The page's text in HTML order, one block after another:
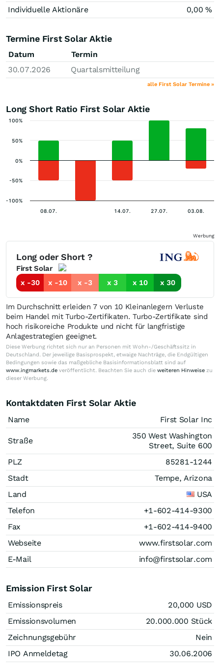
Individuelle Aktionäre 0,00 %
Termine First Solar Aktie
Datum
Termin
30.07.2026
Quartalsmitteilung
alle First Solar Termine »
Long Short Ratio First Solar Aktie
08.07. 14.07. 27.07. 03.08.
-100%
-50%
0%
50%
100%
Werbung
Long oder Short ?
First Solar
x -30
x -10 x -3 x 3 x 10 x 30
Im Durchschnitt erleiden 7 von 10 Kleinanlegern Verluste
beim Handel mit Turbo-Zertifikaten. Turbo-Zertifikate sind
hoch risikoreiche Produkte und nicht für langfristige
Anlagestrategien geeignet.
Diese Werbung richtet sich nur an Personen mit Wohn-/Geschäftssitz in
Deutschland. Der jeweilige Basisprospekt, etwaige Nachträge, die Endgültigen
Bedingungen sowie das maßgebliche Basisinformationsblatt sind auf
www.ingmarkets.de veröffentlicht. Beachten Sie auch die weiteren Hinweise zu
dieser Werbung.
Kontaktdaten First Solar Aktie
Name First Solar Inc
Straße
350 West Washington
Street, Suite 600
PLZ
85281-1244
Stadt
Tempe, Arizona
Land
USA
Telefon
+1-602-414-9300
Fax
+1-602-414-9400
Webseite
www.firstsolar.com
E-Mail
info@firstsolar.com
Emission First Solar
Emissionspreis 20,000 USD
Emissionsvolumen
20.000.000 Stück
Zeichnungsgebühr
Nein
IPO Anmeldetag
30.06.2006